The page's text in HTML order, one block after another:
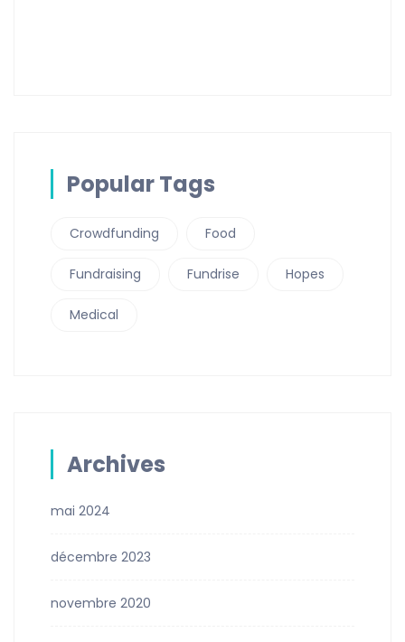
Popular Tags
Crowdfunding Food
Fundraising Fundrise Hopes
Medical
Archives
mai 2024
décembre 2023
novembre 2020